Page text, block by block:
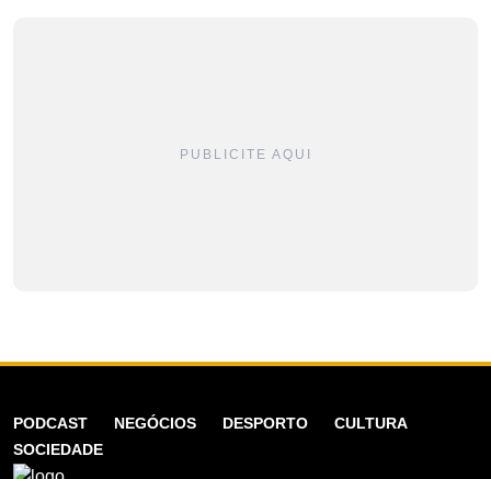
PUBLICITE AQUI
PODCAST NEGÓCIOS DESPORTO
CULTURA
SOCIEDADE